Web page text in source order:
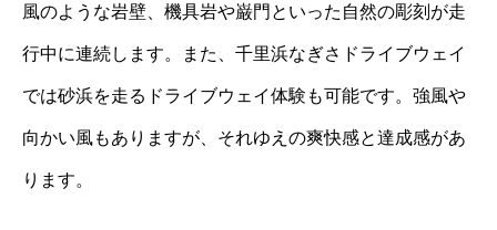
風のような岩壁、機具岩や巌門といった自然の彫刻が走
行中に連続します。また、千里浜なぎさドライブウェイ
では砂浜を走るドライブウェイ体験も可能です。強風や
向かい風もありますが、それゆえの爽快感と達成感があ
ります。